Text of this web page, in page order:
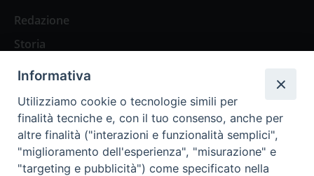
Redazione
Storia
Abbonamenti
Abbonamento Annuale Digitale
Abbonamento Annuale Cartaceo
Informativa
Utilizziamo cookie o tecnologie simili per
finalità tecniche e, con il tuo consenso, anche per
altre finalità ("interazioni e funzionalità semplici",
"miglioramento dell'esperienza", "misurazione" e
"targeting e pubblicità") come specificato nella